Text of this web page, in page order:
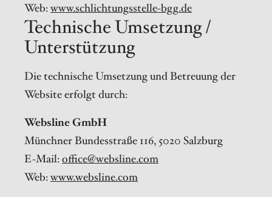
Web:www.schlichtungsstelle-bgg.de
Technische Umsetzung /
Unterstützung
Die technische Umsetzung und Betreuung der
Website erfolgt durch:
Websline GmbH
Münchner Bundesstraße 116, 5020 Salzburg
E-Mail:office@websline.com
Web:www.websline.com